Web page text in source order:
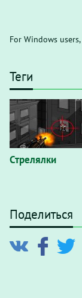
For Windows users,
Теги
Стрелялки
Поделиться